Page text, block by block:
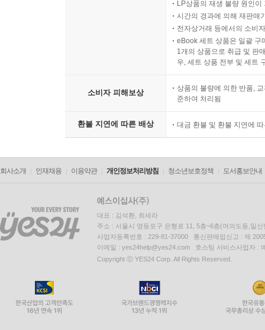
LP상품의 재생 불량 원인
시간의 경과에 의해 재판매
전자상거래 등에서의 소비
eBook 세트 상품은 일괄 구
1개의 상품으로 취급 및 판
우, 세트 상품 전부 및 세트
소비자 피해보상
상품의 불량에 의한 반품,
준하여 처리됨
환불 지연에 따른 배상 대금 환불 및 환불 지연에
회사소개 인재채용 이용약관 개인정보처리방침 청소년보호정책 도서홍보안내
대표 : 김석환, 최세라
주소 : 서울시 영등포구 은행로 11, 5층~6층(여의도동,일신
사업자등록번호 : 229-81-37000 통신판매업신고 : 제
이메일 : yes24help@yes24.com 호스팅 서비스사업자 :
Copyright ⓒ YES24 Corp. All Rights Reserved.